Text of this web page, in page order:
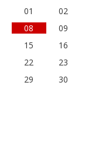
01
02
08
09
15
16
22
23
29
30